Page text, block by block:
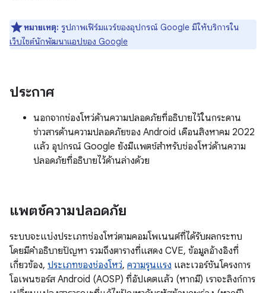
หมายเหตุ: รูปภาพเฟิร์มแวร์ของอุปกรณ์ Google มีให้บริการใน
เว็บไซต์นักพัฒนาแอปของ Google
ประกาศ
นอกจากช่องโหว่ด้านความปลอดภัยที่อธิบายไว้ในกระดาน
ข่าวสารด้านความปลอดภัยของ Android เดือนสิงหาคม 2022
แล้ว อุปกรณ์ Google ยังมีแพตช์สำหรับช่องโหว่ด้านความ
ปลอดภัยที่อธิบายไว้ด้านล่างด้วย
แพตช์ความปลอดภัย
ระบบจะแบ่งประเภทช่องโหว่ตามคอมโพเนนต์ที่ได้รับผลกระทบ
โดยมีคำอธิบายปัญหา รวมถึงตารางที่แสดง CVE, ข้อมูลอ้างอิงที่
เกี่ยวข้อง, ประเภทของช่องโหว่, ความรุนแรง และเวอร์ชันโครงการ
โอเพนซอร์ส Android (AOSP) ที่อัปเดตแล้ว (หากมี) เราจะลิงก์การ